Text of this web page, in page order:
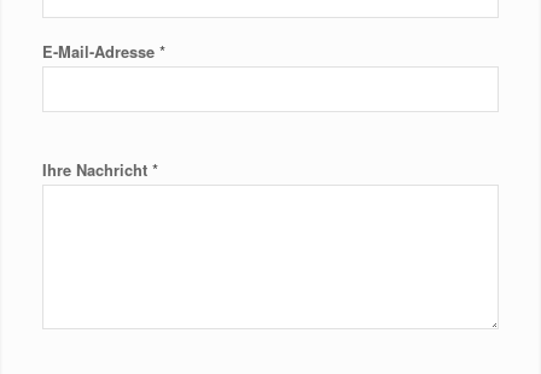
E-Mail-Adresse *
Ihre Nachricht *